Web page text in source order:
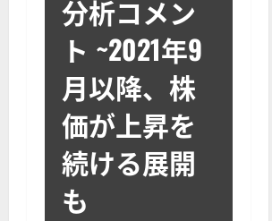
分析コメン
ト ~2021年9
月以降、株
価が上昇を
続ける展開
も